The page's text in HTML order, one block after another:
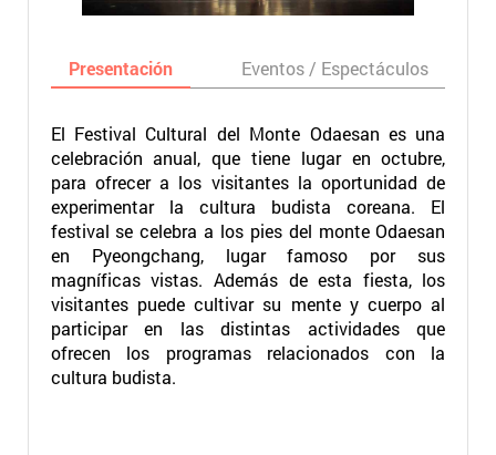
Presentación Eventos / Espectáculos
El Festival Cultural del Monte Odaesan es una
celebración anual, que tiene lugar en octubre,
para ofrecer a los visitantes la oportunidad de
experimentar la cultura budista coreana. El
festival se celebra a los pies del monte Odaesan
en Pyeongchang, lugar famoso por sus
magníficas vistas. Además de esta fiesta, los
visitantes puede cultivar su mente y cuerpo al
participar en las distintas actividades que
ofrecen los programas relacionados con la
cultura budista.